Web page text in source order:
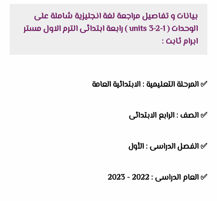
بيانات و تفاصيل مراجعة لغة انجليزية شاملة على
الوحدات ( units 3-2-1 ) رابعة ابتدائى الترم الاول مستر
ابرام ثابت :
✅ المرحلة التعليمية : الابتدائية العامة
✅ الصف : الرابع الابتدائى
✅ الفصل الدراسى : الأول
✅ العام الدراسى : 2022 - 2023